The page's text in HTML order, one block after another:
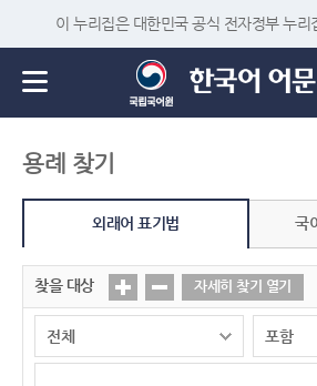
이 누리집은 대한민국 공식 전자정부 누리
용례 찾기
외래어 표기법 국
찾을 대상 자세히 찾기 열기